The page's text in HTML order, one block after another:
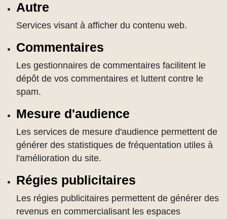
Autre
Services visant à afficher du contenu web.
Commentaires
Les gestionnaires de commentaires facilitent le
dépôt de vos commentaires et luttent contre le
spam.
Mesure d'audience
Les services de mesure d'audience permettent de
générer des statistiques de fréquentation utiles à
l'amélioration du site.
Régies publicitaires
Les régies publicitaires permettent de générer des
revenus en commercialisant les espaces